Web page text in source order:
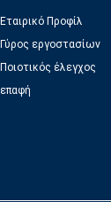
Εταιρικό Προφίλ
Γύρος εργοστασίων
Ποιοτικός έλεγχος
επαφή